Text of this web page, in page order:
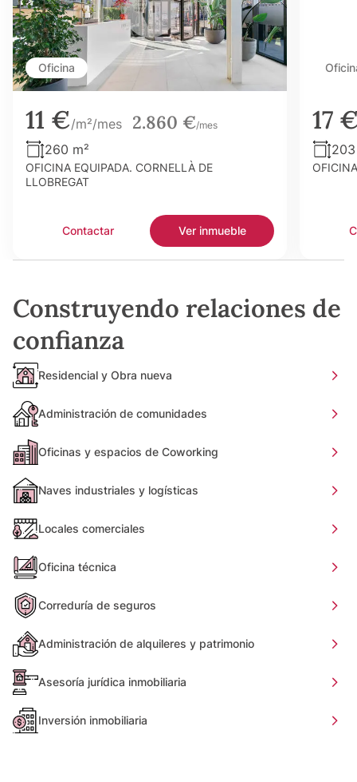
Oficina
11 €/m²/mes 2.860 €/mes
260 m²
OFICINA EQUIPADA. CORNELLÀ DE
LLOBREGAT
Contactar Ver inmueble
17
Construyendo relaciones de
confianza
Residencial y Obra nueva
Administración de comunidades
Oficinas y espacios de Coworking
Naves industriales y logísticas
Locales comerciales
Oficina técnica
Correduría de seguros
Administración de alquileres y patrimonio
Asesoría jurídica inmobiliaria
Inversión inmobiliaria